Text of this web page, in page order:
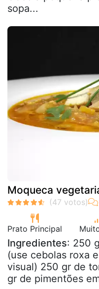
sopa...
Moqueca
Prato Principal
Ingredientes: 250
(use cebolas roxa
visual) 250 gr de
gr de pimentões